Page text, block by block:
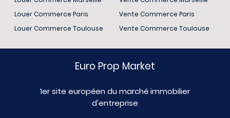
Louer Commerce Paris
Louer Commerce Toulouse
Vente Commerce Paris
Vente Commerce Toulouse
Euro Prop Market
1er site européen du marché immobilier
d'entreprise